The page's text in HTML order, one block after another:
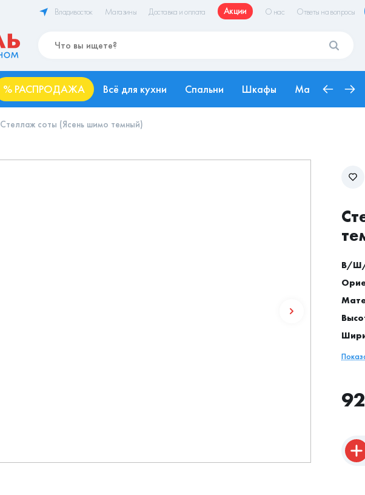
Владивосток Магазины Доставка и оплата Акции О нас Ответы на вопросы
% РАСПРОДАЖА Всё для кухни Спальни Шкафы Матрасы
Стеллаж соты (Ясень шимо темный)
В/